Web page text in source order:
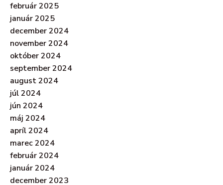
február 2025
január 2025
december 2024
november 2024
október 2024
september 2024
august 2024
júl 2024
jún 2024
máj 2024
apríl 2024
marec 2024
február 2024
január 2024
december 2023